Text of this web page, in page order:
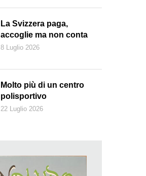
La Svizzera paga,
accoglie ma non conta
8 Luglio 2026
Molto più di un centro
polisportivo
22 Luglio 2026